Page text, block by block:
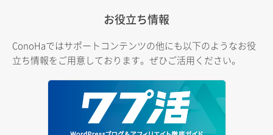
お役立ち情報
ConoHaではサポートコンテンツの他にも以下のようなお役
立ち情報をご用意しております。ぜひご活用ください。